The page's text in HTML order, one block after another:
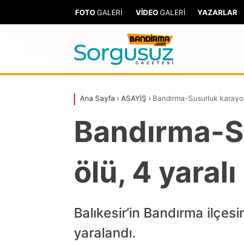
FOTO GALERİ VİDEO GALERİ YAZARLAR
Ana Sayfa › ASAYİŞ › Bandırma-Susurluk
Bandırma-
ölü, 4 yaralı
Balıkesir’in Bandırma
yaralandı.